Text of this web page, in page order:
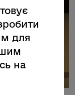
для
на